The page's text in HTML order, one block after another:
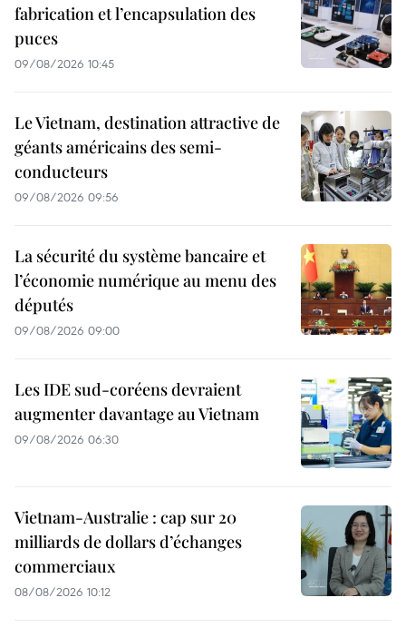
fabrication et l’encapsulation des
puces
09/08/2026 10:45
Le Vietnam, destination attractive de
géants américains des semi-
conducteurs
09/08/2026 09:56
La sécurité du système bancaire et
l’économie numérique au menu des
députés
09/08/2026 09:00
Les IDE sud-coréens devraient
augmenter davantage au Vietnam
09/08/2026 06:30
Vietnam-Australie : cap sur 20
milliards de dollars d’échanges
commerciaux
08/08/2026 10:12